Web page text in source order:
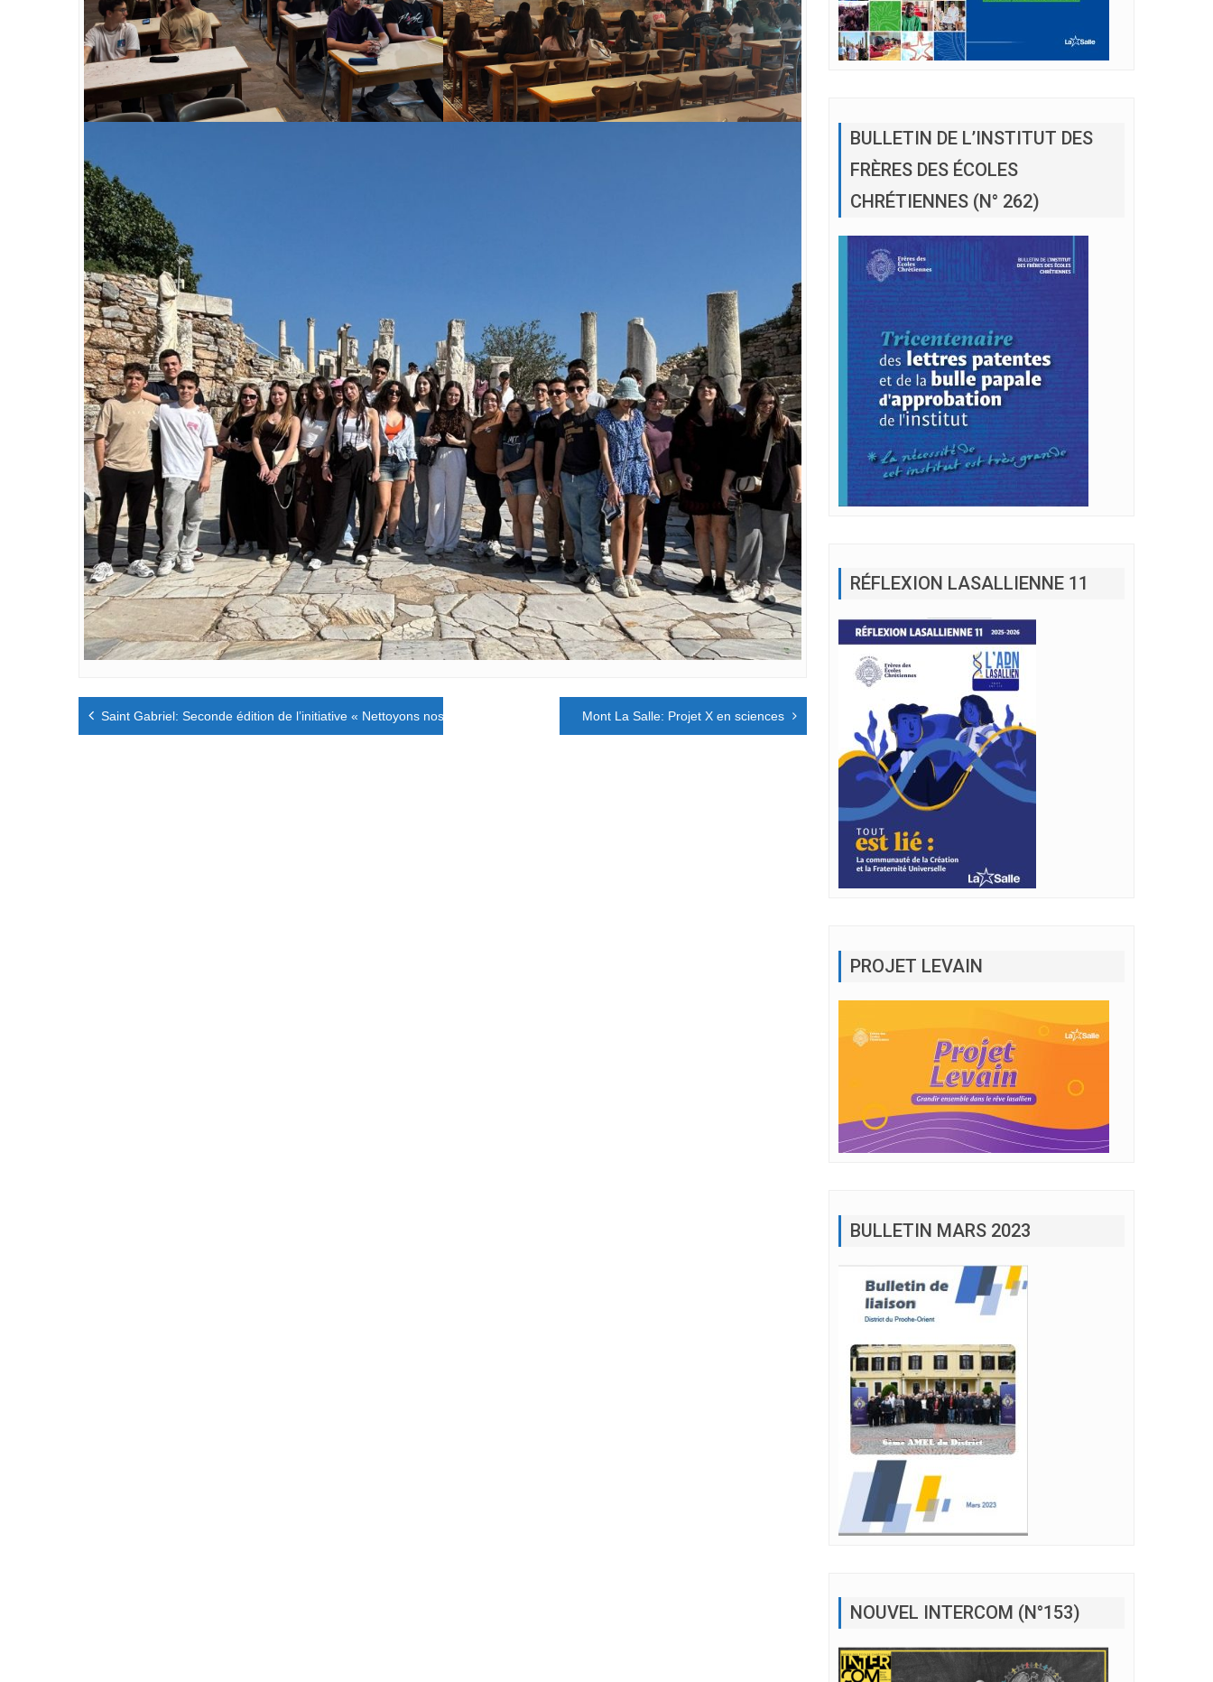
Navigation
de
Saint Gabriel: Seconde édition de l’initiative « Nettoyons nos plages » Mont La Salle: Projet X en sciences
BULLETIN DE L’INSTITUT DES
FRÈRES DES ÉCOLES
CHRÉTIENNES (N° 262)
RÉFLEXION LASALLIENNE 11
PROJET LEVAIN
BULLETIN MARS 2023
NOUVEL INTERCOM (N°153)